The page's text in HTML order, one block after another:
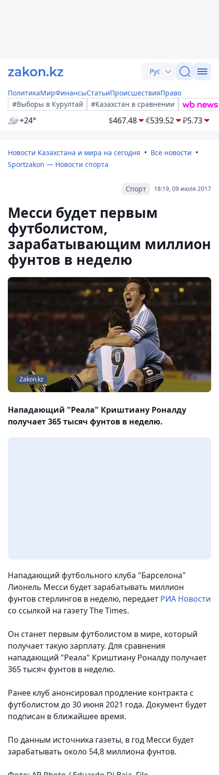
Рус
ПолитикаМирФинансыСтатьиПроисшествияПраво
#Выборы в Курултай
#Казахстан в сравнении
+24° $467.48 €539.52 ₽5.73
Новости Казахстана и мира на сегодня
Все новости
Sportzakon — Новости спорта
18:19, 09 июля 2017
Спорт
Месси будет первым
футболистом,
зарабатывающим миллион
фунтов в неделю
Zakon.kz
Нападающий "Реала" Криштиану Роналду
получает 365 тысяч фунтов в неделю.
Нападающий футбольного клуба "Барселона"
Лионель Месси будет зарабатывать миллион
фунтов стерлингов в неделю, передает РИА Новости
со ссылкой на газету The Times.
Он станет первым футболистом в мире, который
получает такую зарплату. Для сравнения
нападающий "Реала" Криштиану Роналду получает
365 тысяч фунтов в неделю.
Ранее клуб анонсировал продление контракта с
футболистом до 30 июня 2021 года. Документ будет
подписан в ближайшее время.
По данным источника газеты, в год Месси будет
зарабатывать около 54,8 миллиона фунтов.